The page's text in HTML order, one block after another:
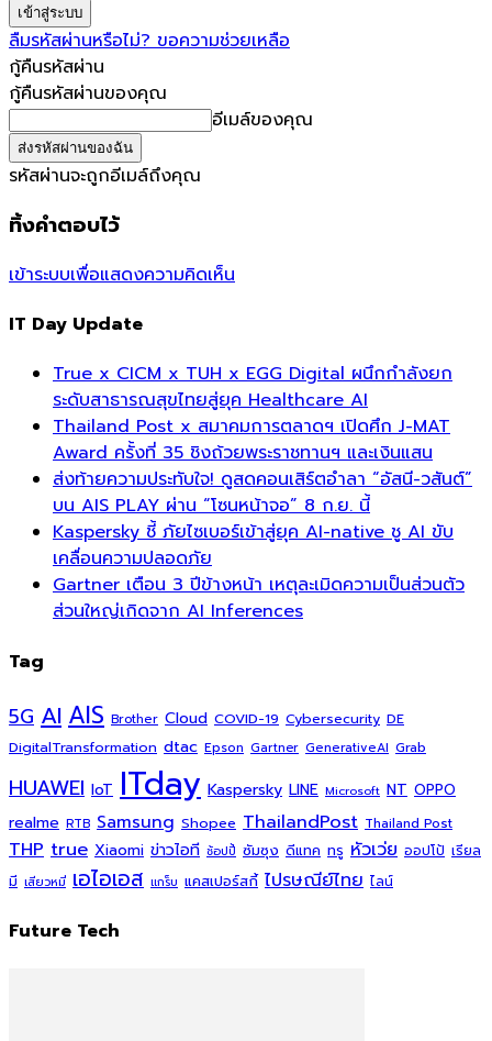
ลืมรหัสผ่านหรือไม่? ขอความช่วยเหลือ
กู้คืนรหัสผ่าน
กู้คืนรหัสผ่านของคุณ
อีเมล์ของคุณ
รหัสผ่านจะถูกอีเมล์ถึงคุณ
ทิ้งคำตอบไว้
เข้าระบบเพื่อแสดงความคิดเห็น
IT Day Update
True x CICM x TUH x EGG Digital ผนึกกำลังยก
ระดับสาธารณสุขไทยสู่ยุค Healthcare AI
Thailand Post x สมาคมการตลาดฯ เปิดศึก J-MAT
Award ครั้งที่ 35 ชิงถ้วยพระราชทานฯ และเงินแสน
ส่งท้ายความประทับใจ! ดูสดคอนเสิร์ตอำลา “อัสนี-วสันต์”
บน AIS PLAY ผ่าน “โซนหน้าจอ” 8 ก.ย. นี้
Kaspersky ชี้ ภัยไซเบอร์เข้าสู่ยุค AI-native ชู AI ขับ
เคลื่อนความปลอดภัย
Gartner เตือน 3 ปีข้างหน้า เหตุละเมิดความเป็นส่วนตัว
ส่วนใหญ่เกิดจาก AI Inferences
Tag
5G AI AIS Brother Cloud COVID-19 Cybersecurity DE
DigitalTransformation dtac Epson Gartner GenerativeAI Grab
HUAWEI IoT ITday Kaspersky LINE Microsoft NT OPPO
realme RTB Samsung Shopee ThailandPost Thailand Post
THP true Xiaomi ข่าวไอที ช้อปปี้ ซัมซุง ดีแทค ทรู หัวเว่ย ออปโป้ เรียล
มี เสียวหมี่ เอไอเอส แกร็บ แคสเปอร์สกี้ ไปรษณีย์ไทย ไลน์
Future Tech